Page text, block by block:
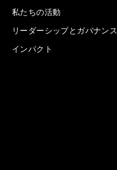
私たちの活動
リーダーシップとガバナンス
インパクト